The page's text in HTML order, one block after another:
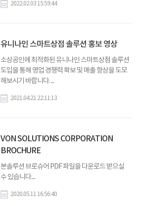
2022.02.03 15:59:44
유니나인 스마트상점 솔루션 홍보 영상
소상공인에 최적화된 유니나인 스마트상점 솔루션
도입을 통해 영업 경쟁력 확보 및 매출 향상을 도모
해보시기 바랍니다. ...
2021.04.21 22:11:13
VON SOLUTIONS CORPORATION
BROCHURE
본솔루션 브로슈어 PDF 파일을 다운로드 받으실
수 있습니다....
2020.05.11 16:56:40